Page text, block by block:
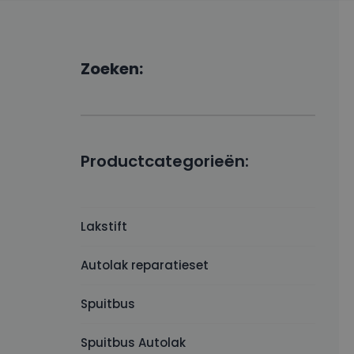
Zoeken:
Productcategorieën:
Lakstift
Autolak reparatieset
Spuitbus
Spuitbus Autolak